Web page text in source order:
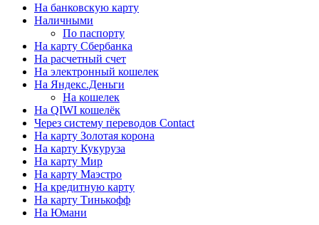
На банковскую карту
Наличными
По паспорту
На карту Сбербанка
На расчетный счет
На электронный кошелек
На Яндекс.Деньги
На кошелек
На QIWI кошелёк
Через систему переводов Contact
На карту Золотая корона
На карту Кукуруза
На карту Мир
На карту Маэстро
На кредитную карту
На карту Тинькофф
На Юмани